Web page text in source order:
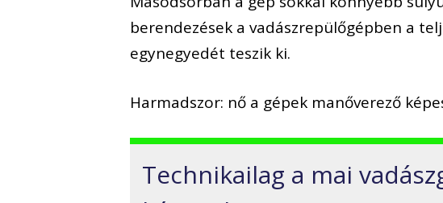
berendezések a vadászrepülőgépben a
egynegyedét teszik ki.
Harmadszor: nő a gépek manőverező
Technikailag a mai